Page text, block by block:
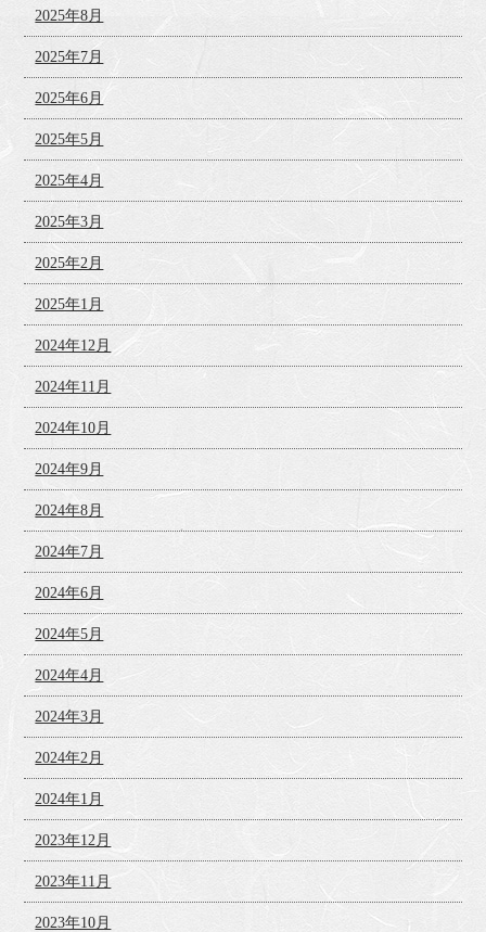
2025年8月
2025年7月
2025年6月
2025年5月
2025年4月
2025年3月
2025年2月
2025年1月
2024年12月
2024年11月
2024年10月
2024年9月
2024年8月
2024年7月
2024年6月
2024年5月
2024年4月
2024年3月
2024年2月
2024年1月
2023年12月
2023年11月
2023年10月